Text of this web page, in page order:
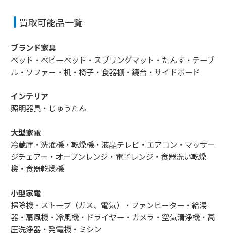
買取可能品一覧
ブランド家具
ベッド・ベビーベッド・スプリングマット・たんす・テーブ
ル・ソファー・机・椅子・食器棚・鏡台・サイドボード
インテリア
照明器具・じゅうたん
大型家電
冷蔵庫・洗濯機・乾燥機・液晶テレビ・エアコン・マッサー
ジチェアー・オーブンレンジ・電子レンジ・食器洗い乾燥
機・食器乾燥機
小型家電
掃除機・ストーブ（ガス、電気）・ファンヒーター・給湯
器・扇風機・冷風機・ドライヤー・カメラ・空気清浄機・高
圧洗浄器・発電機・ミシン